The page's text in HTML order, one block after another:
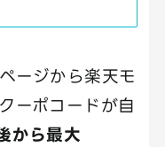
ージから楽天モ
ーポコードが自
から最大